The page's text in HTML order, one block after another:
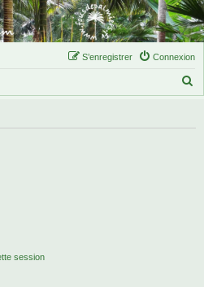
Connexion
S’enregistrer
session